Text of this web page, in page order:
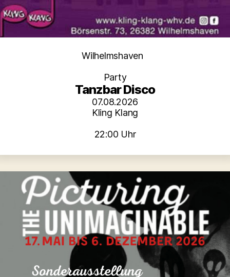
Kategorien
Wilhelmshaven
Party
Tanzbar Disco
07.08.2026
Kling Klang
22:00 Uhr